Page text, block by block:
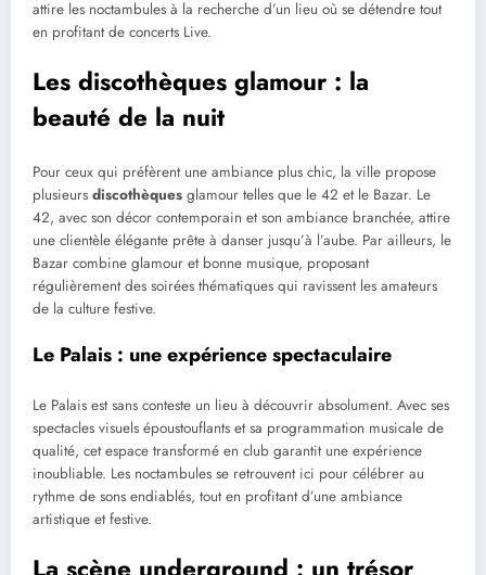
attire les noctambules à la recherche d’un lieu où se détendre tout
en profitant de concerts Live.
Les discothèques glamour : la
beauté de la nuit
Pour ceux qui préfèrent une ambiance plus chic, la ville propose
plusieurs discothèques glamour telles que le 42 et le Bazar. Le
42, avec son décor contemporain et son ambiance branchée, attire
une clientèle élégante prête à danser jusqu’à l’aube. Par ailleurs, le
Bazar combine glamour et bonne musique, proposant
régulièrement des soirées thématiques qui ravissent les amateurs
de la culture festive.
Le Palais : une expérience spectaculaire
Le Palais est sans conteste un lieu à découvrir absolument. Avec ses
spectacles visuels époustouflants et sa programmation musicale de
qualité, cet espace transformé en club garantit une expérience
inoubliable. Les noctambules se retrouvent ici pour célébrer au
rythme de sons endiablés, tout en profitant d’une ambiance
artistique et festive.